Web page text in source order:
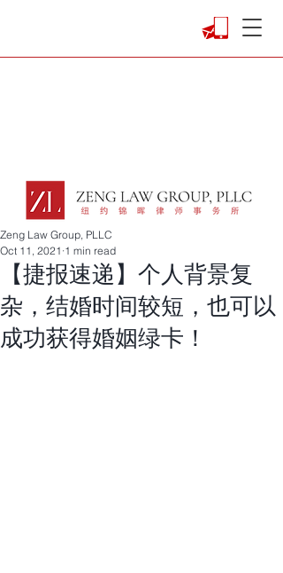
【捷报速递】个人背景复
杂，结婚时间较短，也可以
成功获得婚姻绿卡！
Zeng Law Group, PLLC
Oct 11, 2021 1 min read